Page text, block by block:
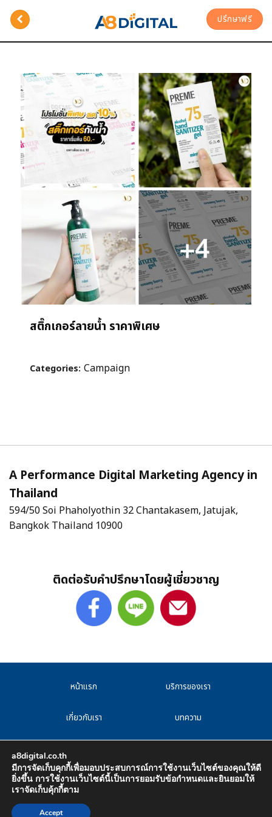
ปรึกษาฟรี
สติ๊กเกอร์ลายน้ำ ราคาพิเศษ
Categories: Campaign
A Performance Digital Marketing Agency in
Thailand
594/50 Soi Phaholyothin 32 Chantakasem, Jatujak,
Bangkok Thailand 10900
ติดต่อรับคำปรึกษาโดยผู้เชี่ยวชาญ
หน้าแรก บริการของเรา
เกี่ยวกับเรา บทความ
a8digital.co.th
มีการจัดเก็บคุกกี้เพื่อมอบประสบการณ์การใช้งานเว็บไซต์ของคุณให้ดี
ยิ่งขึ้น การใช้งานเว็บไซต์นี้เป็นการยอมรับข้อกำหนดและยินยอมให้
เราจัดเก็บคุ้กกี้ตาม
Accept